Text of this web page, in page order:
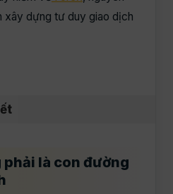
xây dựng tư duy giao dịch
phải là con đường